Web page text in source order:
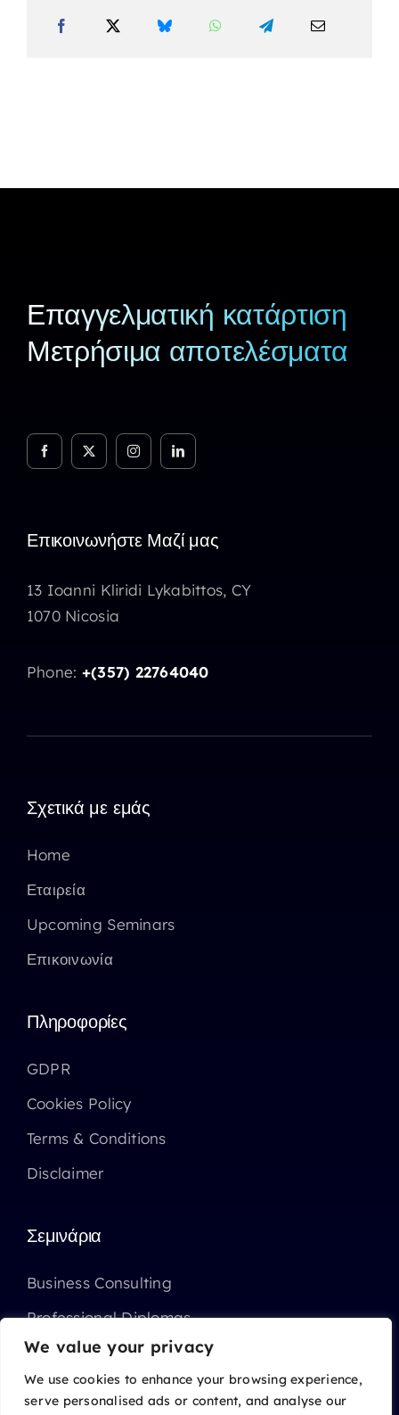
We value your privacy
We use cookies to enhance your browsing experience,
serve personalised ads or content, and analyse our
Επαγγελματική κατάρτιση
Μετρήσιμα αποτελέσματα
Επικοινωνήστε Μαζί μας
13 Ioanni Kliridi Lykabittos, CY
1070 Nicosia
Phone: +(357) 22764040
Σχετικά με εμάς
Home
Εταιρεία
Upcoming Seminars
Επικοινωνία
Πληροφορίες
GDPR
Cookies Policy
Terms & Conditions
Disclaimer
Σεμινάρια
Business Consulting
Professional Diplomas
Επιχορηγημένα Σεμινάρια ΑΝΑΔ